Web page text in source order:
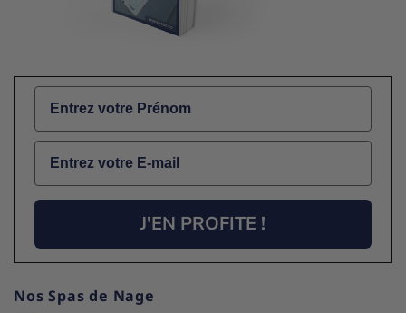
Name
Email
J'EN PROFITE !
Nos Spas de Nage